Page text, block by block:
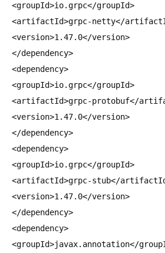
<groupId>io.grpc</groupId>
<artifactId>grpc-netty</
<version>1.47.0</version>
</dependency>
<dependency>
<groupId>io.grpc</groupId>
<artifactId>grpc-protobuf</
<version>1.47.0</version>
</dependency>
<dependency>
<groupId>io.grpc</groupId>
<artifactId>grpc-stub</
<version>1.47.0</version>
</dependency>
<dependency>
<groupId>javax.annotation</